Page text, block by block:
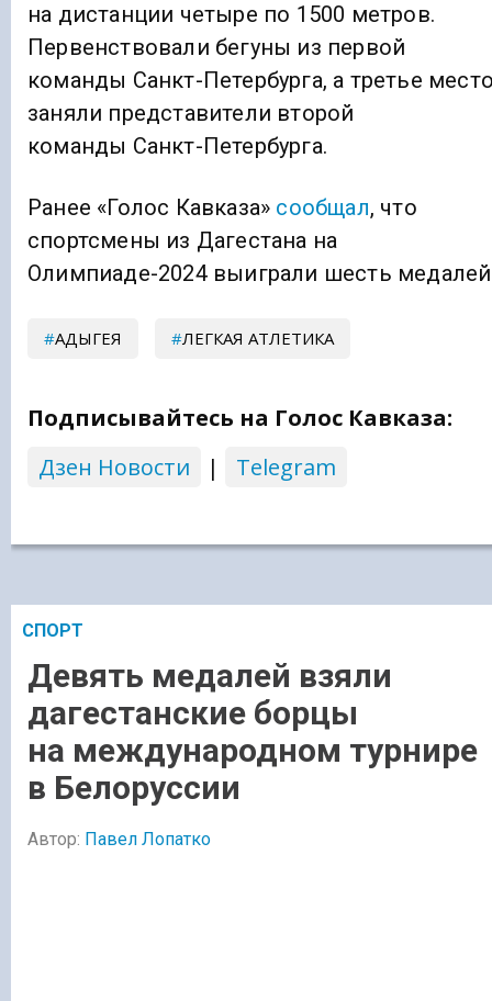
на дистанции четыре по 1500 метров.
Первенствовали бегуны из первой
команды Санкт-Петербурга, а третье
заняли представители второй
команды Санкт-Петербурга.
Ранее «Голос Кавказа» сообщал, что
спортсмены из Дагестана на
Олимпиаде-2024 выиграли шесть
АДЫГЕЯ ЛЕГКАЯ АТЛЕТИКА
Подписывайтесь на Голос Кавказа:
Дзен Новости
| Telegram
СПОРТ
Девять медалей взяли
дагестанские борцы
на международном турнире
в Белоруссии
Автор: Павел Лопатко